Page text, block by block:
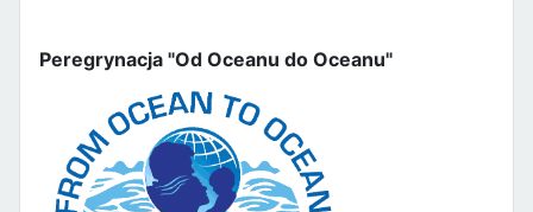
Peregrynacja "Od Oceanu do Oceanu"